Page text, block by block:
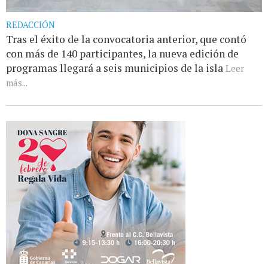
REDACCIÓN
Tras el éxito de la convocatoria anterior, que contó
con más de 140 participantes, la nueva edición de
programas llegará a seis municipios de la isla Leer
más...